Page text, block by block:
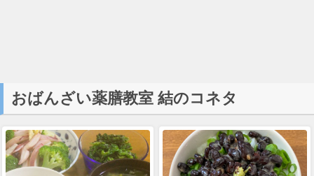
おばんざい薬膳教室 結のコネタ